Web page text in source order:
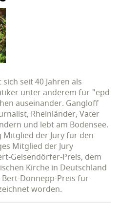
seit 40 Jahren als
unter anderem für "epd
auseinander. Gangloff
Rheinländer, Vater
und lebt am Bodensee.
Mitglied der Jury für den
Mitglied der Jury
Geisendörfer-Preis, dem
Kirche in Deutschland
Bert-Donnepp-Preis für
worden.